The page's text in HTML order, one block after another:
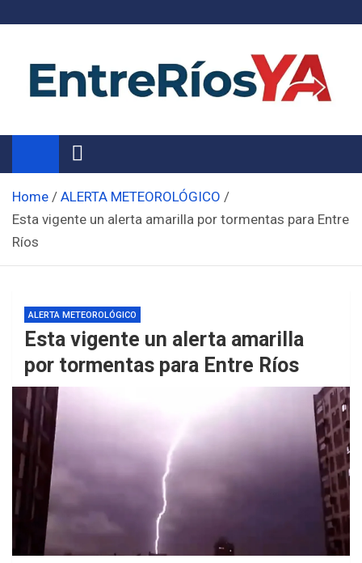
Noticias de Entre Ríos
Información de toda la provincia ahora
Home
ALERTA METEOROLÓGICO
Esta vigente un alerta amarilla por tormentas para Entre
Ríos
ALERTA METEOROLÓGICO
Esta vigente un alerta amarilla
por tormentas para Entre Ríos